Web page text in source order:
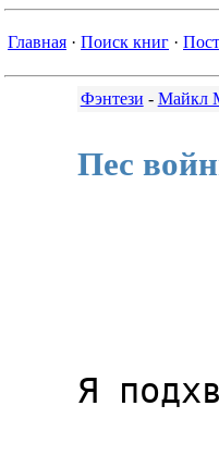
Главная · Поиск книг ·
Фэнтези - Майкл
Пес
Я